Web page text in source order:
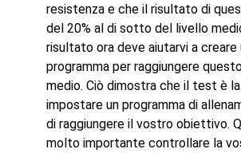
resistenza e che il risultato di
del 20% al di sotto del livello
risultato ora deve aiutarvi a creare
programma per raggiungere
medio. Ciò dimostra che il test è
impostare un programma di
di raggiungere il vostro obiettivo.
molto importante controllare la